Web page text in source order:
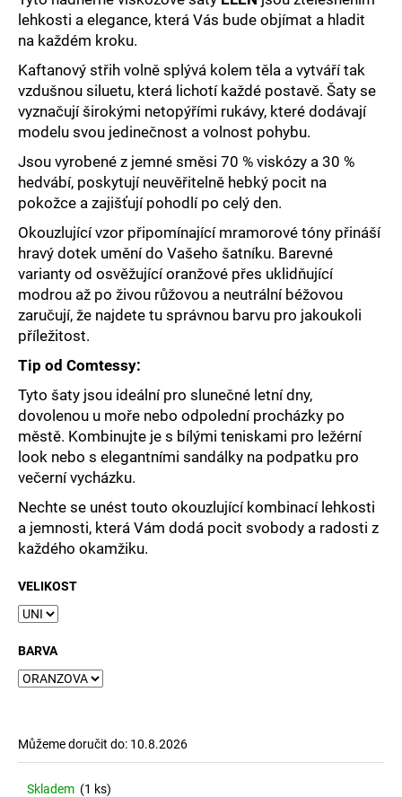
lehkosti a elegance, která Vás bude objímat a hladit
na každém kroku.
Kaftanový střih volně splývá kolem těla a vytváří tak
vzdušnou siluetu, která lichotí každé postavě. Šaty se
vyznačují širokými netopýřími rukávy, které dodávají
modelu svou jedinečnost a volnost pohybu.
Jsou vyrobené z jemné směsi 70 % viskózy a 30 %
hedvábí, poskytují neuvěřitelně hebký pocit na
pokožce a zajišťují pohodlí po celý den.
Okouzlující vzor připomínající mramorové tóny přináší
hravý dotek umění do Vašeho šatníku. Barevné
varianty od osvěžující oranžové přes uklidňující
modrou až po živou růžovou a neutrální béžovou
zaručují, že najdete tu správnou barvu pro jakoukoli
příležitost.
Tip od Comtessy:
Tyto šaty jsou ideální pro slunečné letní dny,
dovolenou u moře nebo odpolední procházky po
městě. Kombinujte je s bílými teniskami pro ležérní
look nebo s elegantními sandálky na podpatku pro
večerní vycházku.
Nechte se unést touto okouzlující kombinací lehkosti
a jemnosti, která Vám dodá pocit svobody a radosti z
každého okamžiku.
VELIKOST
BARVA
Můžeme doručit do: 10.8.2026
Skladem (1 ks)
u
j
e
m
e